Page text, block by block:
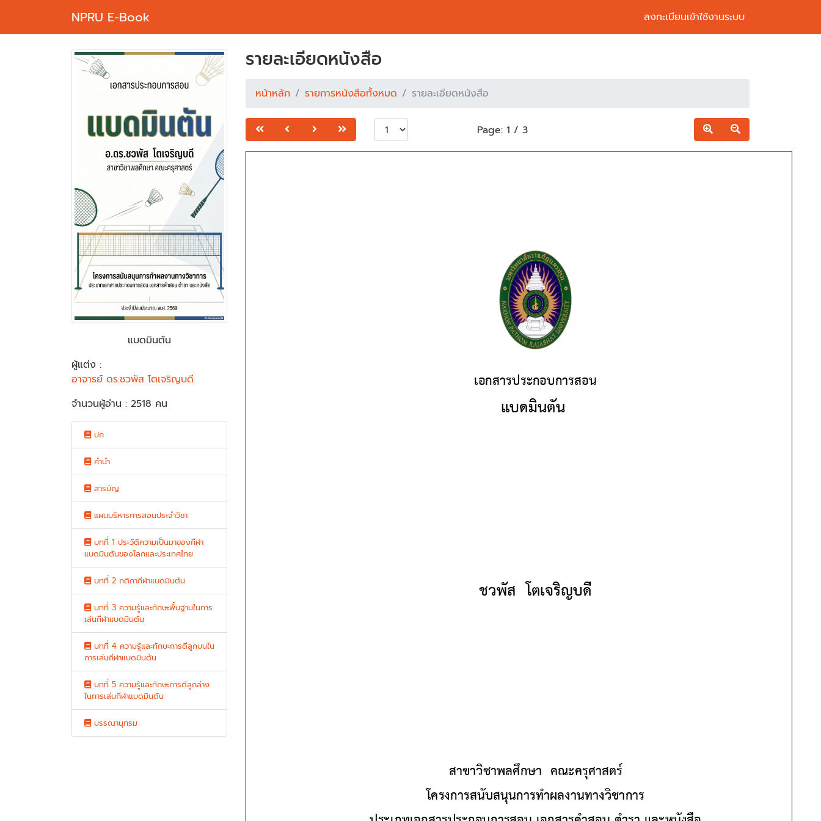
NPRU E-Book ลงทะเบียนเข้าใช้งานระบบ
แบดมินตัน
ผู้แต่ง :
อาจารย์ ดร.ชวพัส โตเจริญบดี
จำนวนผู้อ่าน : 2518 คน
ปก
คำนำ
สารบัญ
แผนบริหารการสอนประจำวิชา
บทที่ 1 ประวัติความเป็นมาของกีฬา
แบดมินตันของโลกและประเทศไทย
บทที่ 2 กติกากีฬาแบดมินตัน
บทที่ 3 ความรู้และทักษะพื้นฐานในการ
เล่นกีฬาแบดมินตัน
บทที่ 4 ความรู้และทักษะการตีลูกบนใน
การเล่นกีฬาแบดมินตัน
บทที่ 5 ความรู้และทักษะการตีลูกล่าง
ในการเล่นกีฬาแบดมินตัน
บรรณานุกรม
รายละเอียดหนังสือ
หน้าหลัก รายการหนังสือทั้งหมด รายละเอียดหนังสือ
Page:1 /3